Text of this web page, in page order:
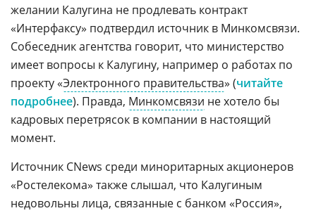
желании Калугина не продлевать контракт
«Интерфаксу» подтвердил источник в Минкомсвязи.
Собеседник агентства говорит, что министерство
имеет вопросы к Калугину, например о работах по
проекту «Электронного правительства» (читайте
подробнее). Правда, Минкомсвязи не хотело бы
кадровых перетрясок в компании в настоящий
момент.
Источник CNews среди миноритарных акционеров
«Ростелекома» также слышал, что Калугиным
недовольны лица, связанные с банком «Россия»,